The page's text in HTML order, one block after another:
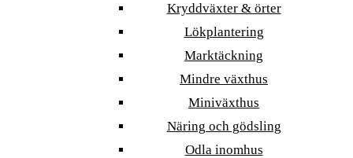
Kryddväxter & örter
Lökplantering
Marktäckning
Mindre växthus
Miniväxthus
Näring och gödsling
Odla inomhus